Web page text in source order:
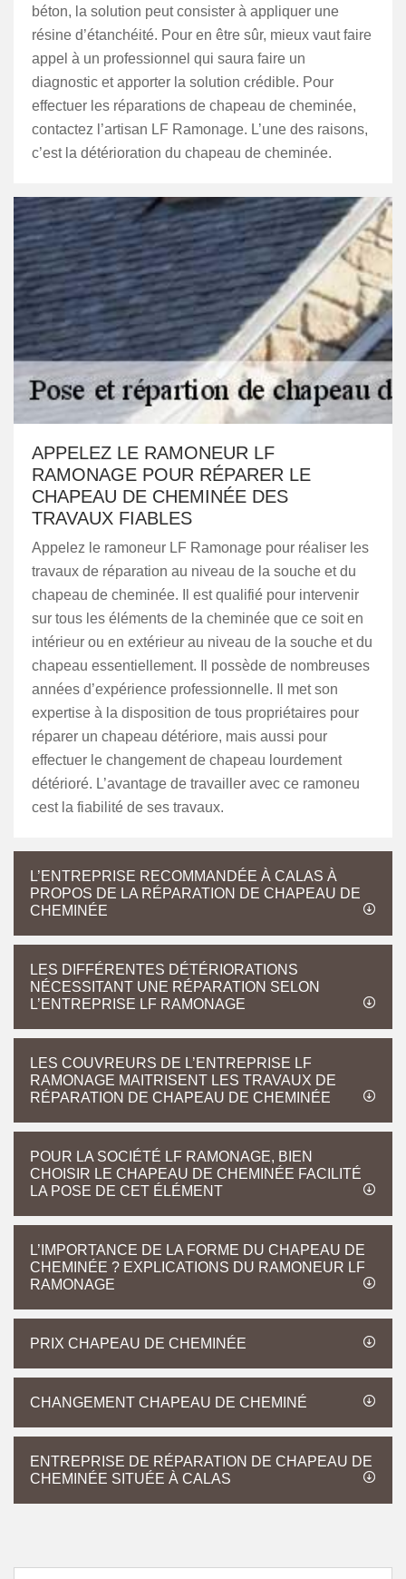
béton, la solution peut consister à appliquer une
résine d’étanchéité. Pour en être sûr, mieux vaut faire
appel à un professionnel qui saura faire un
diagnostic et apporter la solution crédible. Pour
effectuer les réparations de chapeau de cheminée,
contactez l’artisan LF Ramonage. L’une des raisons,
c’est la détérioration du chapeau de cheminée.
APPELEZ LE RAMONEUR LF
RAMONAGE POUR RÉPARER LE
CHAPEAU DE CHEMINÉE DES
TRAVAUX FIABLES
Appelez le ramoneur LF Ramonage pour réaliser les
travaux de réparation au niveau de la souche et du
chapeau de cheminée. Il est qualifié pour intervenir
sur tous les éléments de la cheminée que ce soit en
intérieur ou en extérieur au niveau de la souche et du
chapeau essentiellement. Il possède de nombreuses
années d’expérience professionnelle. Il met son
expertise à la disposition de tous propriétaires pour
réparer un chapeau détériore, mais aussi pour
effectuer le changement de chapeau lourdement
détérioré. L’avantage de travailler avec ce ramoneu
cest la fiabilité de ses travaux.
L’ENTREPRISE RECOMMANDÉE À CALAS À
PROPOS DE LA RÉPARATION DE CHAPEAU DE
CHEMINÉE
LES DIFFÉRENTES DÉTÉRIORATIONS
NÉCESSITANT UNE RÉPARATION SELON
L’ENTREPRISE LF RAMONAGE
LES COUVREURS DE L’ENTREPRISE LF
RAMONAGE MAITRISENT LES TRAVAUX DE
RÉPARATION DE CHAPEAU DE CHEMINÉE
POUR LA SOCIÉTÉ LF RAMONAGE, BIEN
CHOISIR LE CHAPEAU DE CHEMINÉE FACILITÉ
LA POSE DE CET ÉLÉMENT
L’IMPORTANCE DE LA FORME DU CHAPEAU DE
CHEMINÉE ? EXPLICATIONS DU RAMONEUR LF
RAMONAGE
PRIX CHAPEAU DE CHEMINÉE
CHANGEMENT CHAPEAU DE CHEMINÉ
ENTREPRISE DE RÉPARATION DE CHAPEAU DE
CHEMINÉE SITUÉE À CALAS